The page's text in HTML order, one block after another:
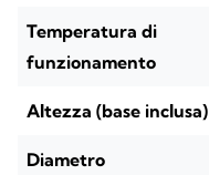
Temperatura di
funzionamento
Altezza (base inclusa)
Diametro